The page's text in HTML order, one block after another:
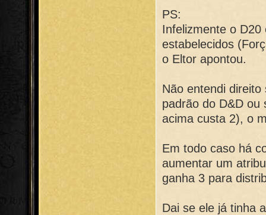
PS:
Infelizmente o
estabelecidos
o Eltor apontou.
Não entendi
padrão do D&D
acima custa 2), o
Em todo caso há
aumentar um
ganha 3 para
Dai se ele já tinha